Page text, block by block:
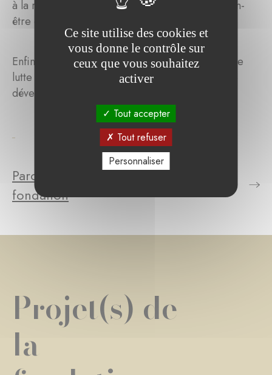
à la recherche médicale, afin d'améliorer le bien-
être des patients.
Enfin, la fondation pourra financer des projets de
lutte contre la pauvreté dans les pays en voie de
développement.
Parcourez le(s) projet(s) de la
fondation
Projet(s) de
la
Ce site utilise des cookies et
vous donne le contrôle sur
ceux que vous souhaitez
activer
Tout accepter
Tout refuser
Personnaliser